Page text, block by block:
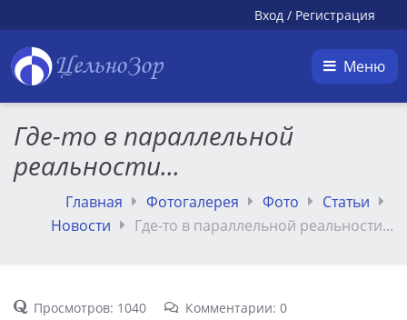
Вход / Регистрация
ЦельноЗор Меню
Где-то в параллельной
реальности...
Главная Фотогалерея Фото
Статьи
Новости
Где-то в параллельной реальности...
Просмотров: 1040
Комментарии: 0